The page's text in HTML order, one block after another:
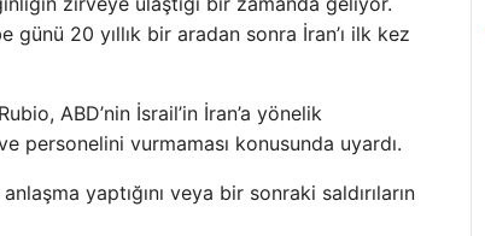
günü 20 yıllık bir aradan sonra İran’ı ilk kez
ABD’nin İsrail’in İran’a yönelik
ve personelini vurmaması konusunda uyardı.
yaptığını veya bir sonraki saldırıların